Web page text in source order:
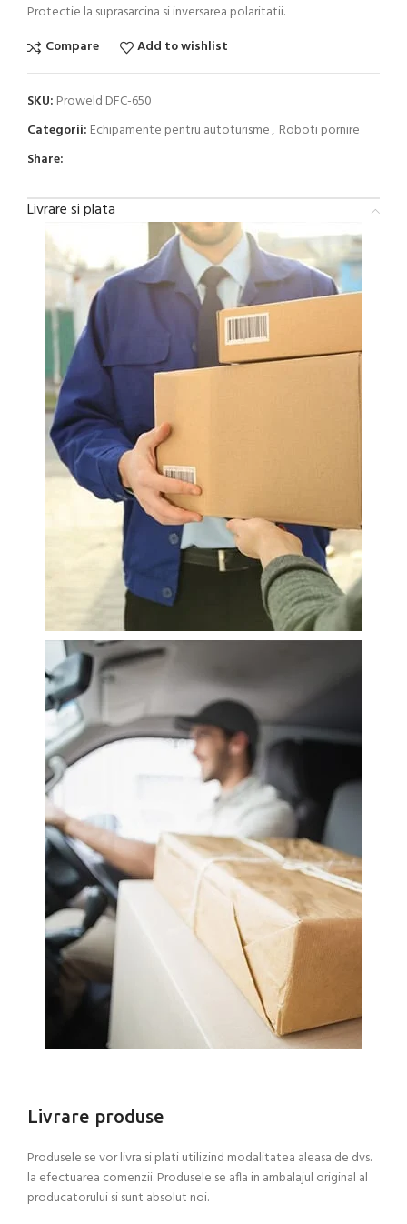
Protectie la suprasarcina si inversarea polaritatii.
Compare
Add to wishlist
SKU: Proweld DFC-650
Categorii: Echipamente pentru autoturisme, Roboti pornire
Share:
Livrare si plata
Livrare produse
Produsele se vor livra si plati utilizind modalitatea aleasa de dvs.
la efectuarea comenzii. Produsele se afla in ambalajul original al
producatorului si sunt absolut noi.